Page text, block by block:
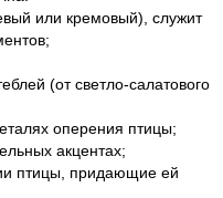
или кремовый), служит
(от светло-салатового
оперения птицы;
акцентах;
птицы, придающие ей